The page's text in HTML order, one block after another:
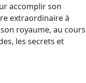
accomplir son
extraordinaire à
royaume, au cours
les secrets et